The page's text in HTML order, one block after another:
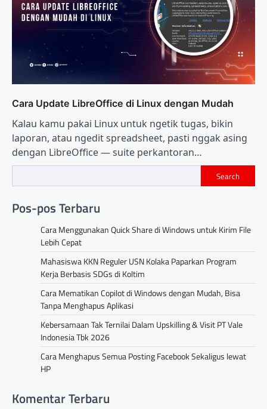
Cara Update LibreOffice di Linux dengan Mudah
Kalau kamu pakai Linux untuk ngetik tugas, bikin
laporan, atau ngedit spreadsheet, pasti nggak asing
dengan LibreOffice — suite perkantoran…
Search
Pos-pos Terbaru
Cara Menggunakan Quick Share di Windows untuk Kirim File
Lebih Cepat
Mahasiswa KKN Reguler USN Kolaka Paparkan Program
Kerja Berbasis SDGs di Koltim
Cara Mematikan Copilot di Windows dengan Mudah, Bisa
Tanpa Menghapus Aplikasi
Kebersamaan Tak Ternilai Dalam Upskilling & Visit PT Vale
Indonesia Tbk 2026
Cara Menghapus Semua Posting Facebook Sekaligus lewat
HP
Komentar Terbaru